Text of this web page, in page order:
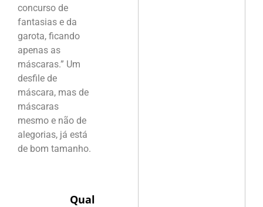
concurso de
fantasias e da
garota, ficando
apenas as
máscaras.” Um
desfile de
máscara, mas de
máscaras
mesmo e não de
alegorias, já está
de bom tamanho.
Qual